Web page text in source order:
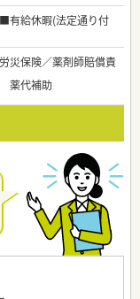
給休暇(法定通り付
災保険／薬剤師賠償責
薬代補助